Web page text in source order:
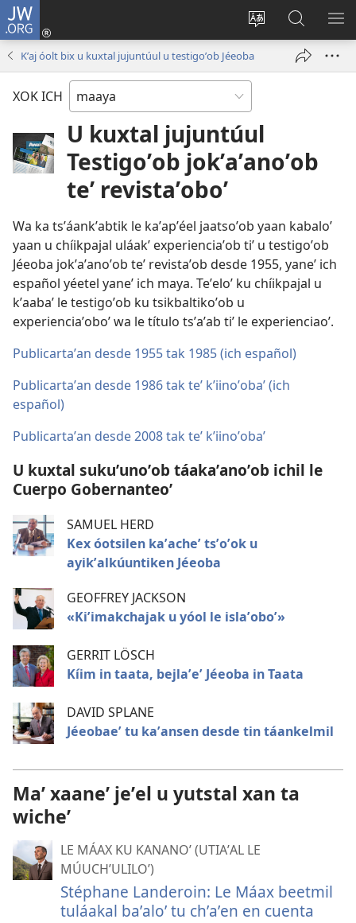
JW.ORG
Kʼex
idiomail
Ooken
cuenta
new
Kaaxan
teʼ
jw.org
Kʼaj óolt bix u kuxtal jujuntúul u testigoʼob Jéeoba
XOK ICH
U kuxtal jujuntúul
Testigoʼob jokʼaʼanoʼob
teʼ revistaʼoboʼ
Wa ka tsʼáankʼabtik le kaʼapʼéel jaatsoʼob yaan kabaloʼ
yaan u chíikpajal uláakʼ experienciaʼob tiʼ u testigoʼob
Jéeoba jokʼaʼanoʼob teʼ revistaʼob desde 1955, yaneʼ ich
español yéetel yaneʼ ich maya. Teʼeloʼ ku chíikpajal u
kʼaabaʼ le testigoʼob ku tsikbaltikoʼob u
experienciaʼoboʼ wa le título tsʼaʼab tiʼ le experienciaoʼ.
Publicartaʼan desde 1955 tak 1985 (ich español)
Publicartaʼan desde 1986 tak teʼ kʼiinoʼobaʼ (ich
español)
Publicartaʼan desde 2008 tak teʼ kʼiinoʼobaʼ
U kuxtal sukuʼunoʼob táakaʼanoʼob ichil le
Cuerpo Gobernanteoʼ
SAMUEL HERD
Kex óotsilen kaʼacheʼ tsʼoʼok u
ayikʼalkúuntiken Jéeoba
GEOFFREY JACKSON
«Kiʼimakchajak u yóol le islaʼoboʼ»
GERRIT LÖSCH
Kíim in taata, bejlaʼeʼ Jéeoba in Taata
DAVID SPLANE
Jéeobaeʼ tu kaʼansen desde tin táankelmil
Maʼ xaaneʼ jeʼel u yutstal xan ta
wicheʼ
LE MÁAX KU KANANOʼ (UTIAʼAL LE
MÚUCHʼULILOʼ)
Stéphane Landeroin: Le Máax beetmil
tuláakal baʼaloʼ tu chʼaʼen en cuenta